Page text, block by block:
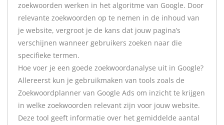
zoekwoorden werken in het algoritme van Google. Door
relevante zoekwoorden op te nemen in de inhoud van
je website, vergroot je de kans dat jouw pagina’s
verschijnen wanneer gebruikers zoeken naar die
specifieke termen.
Hoe voer je een goede zoekwoordanalyse uit in Google?
Allereerst kun je gebruikmaken van tools zoals de
Zoekwoordplanner van Google Ads om inzicht te krijgen
in welke zoekwoorden relevant zijn voor jouw website.
Deze tool geeft informatie over het gemiddelde aantal